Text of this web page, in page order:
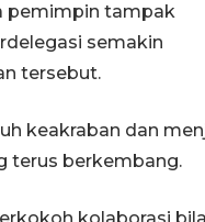
pemimpin tampak
semakin
tersebut.
keakraban dan
terus berkembang.